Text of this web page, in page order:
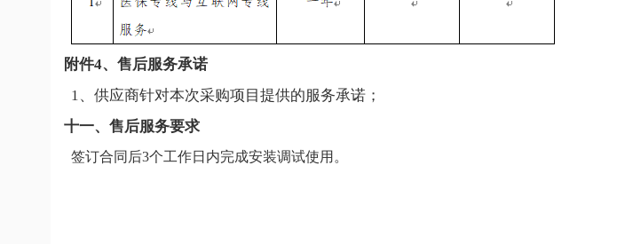
附件4、售后服务承诺
1、供应商针对本次采购项目提供的服务承诺；
十一、售后服务要求
签订合同后3个工作日内完成安装调试使用。